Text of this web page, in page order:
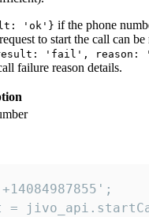
'ok'} if the phone
to start the call can be
'fail', reason:
failure reason details.
=